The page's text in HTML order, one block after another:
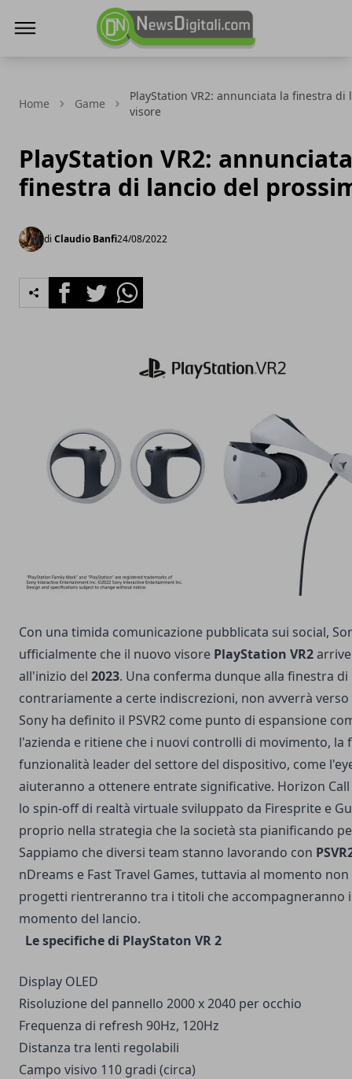
Home Game
PlayStation VR2: annunciata la finestra
visore
PlayStation VR2:
finestra di lancio del
di Claudio Banfi24/08/2022
FacebookTwitterWhatsapp
Con una timida comunicazione pubblicata sui social,
ufficialmente che il nuovo visore PlayStation VR2
all'inizio del 2023. Una conferma dunque alla finestra di
contrariamente a certe indiscrezioni, non avverrà
Sony ha definito il PSVR2 come punto di espansione
l'azienda e ritiene che i nuovi controlli di movimento, la
funzionalità leader del settore del dispositivo, come
aiuteranno a ottenere entrate significative. Horizon
lo spin-off di realtà virtuale sviluppato da Firesprite e
proprio nella strategia che la società sta pianificando
Sappiamo che diversi team stanno lavorando con
nDreams e Fast Travel Games, tuttavia al momento
progetti rientreranno tra i titoli che accompagneranno
momento del lancio.
Le specifiche di PlayStaton VR 2
Display OLED
Risoluzione del pannello​ 2000 x 2040 per occhio
Frequenza di refresh​ 90Hz, 120Hz
Distanza tra lenti regolabili
Campo visivo 110 gradi (circa)